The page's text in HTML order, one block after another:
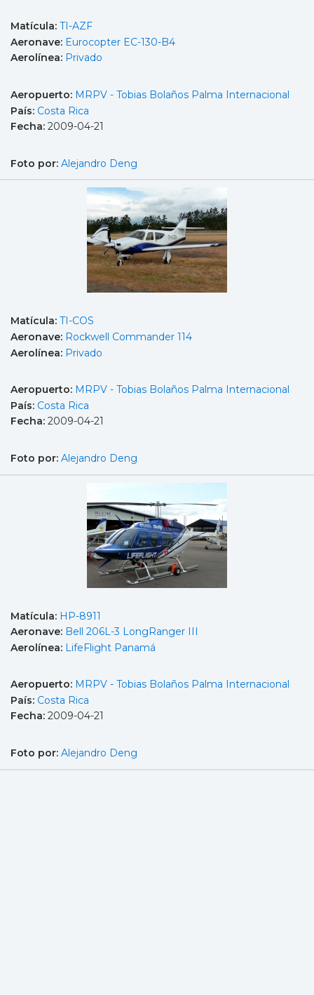
Matícula: TI-AZF
Aeronave: Eurocopter EC-130-B4
Aerolínea: Privado
Aeropuerto: MRPV - Tobias Bolaños Palma Internacional
País: Costa Rica
Fecha: 2009-04-21
Foto por: Alejandro Deng
Matícula: TI-COS
Aeronave: Rockwell Commander 114
Aerolínea: Privado
Aeropuerto: MRPV - Tobias Bolaños Palma Internacional
País: Costa Rica
Fecha: 2009-04-21
Foto por: Alejandro Deng
Matícula: HP-8911
Aeronave: Bell 206L-3 LongRanger III
Aerolínea: LifeFlight Panamá
Aeropuerto: MRPV - Tobias Bolaños Palma Internacional
País: Costa Rica
Fecha: 2009-04-21
Foto por: Alejandro Deng